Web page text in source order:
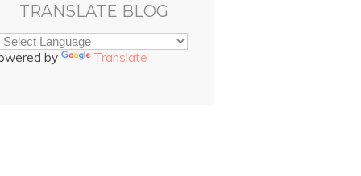
TRANSLATE BLOG
by Translate